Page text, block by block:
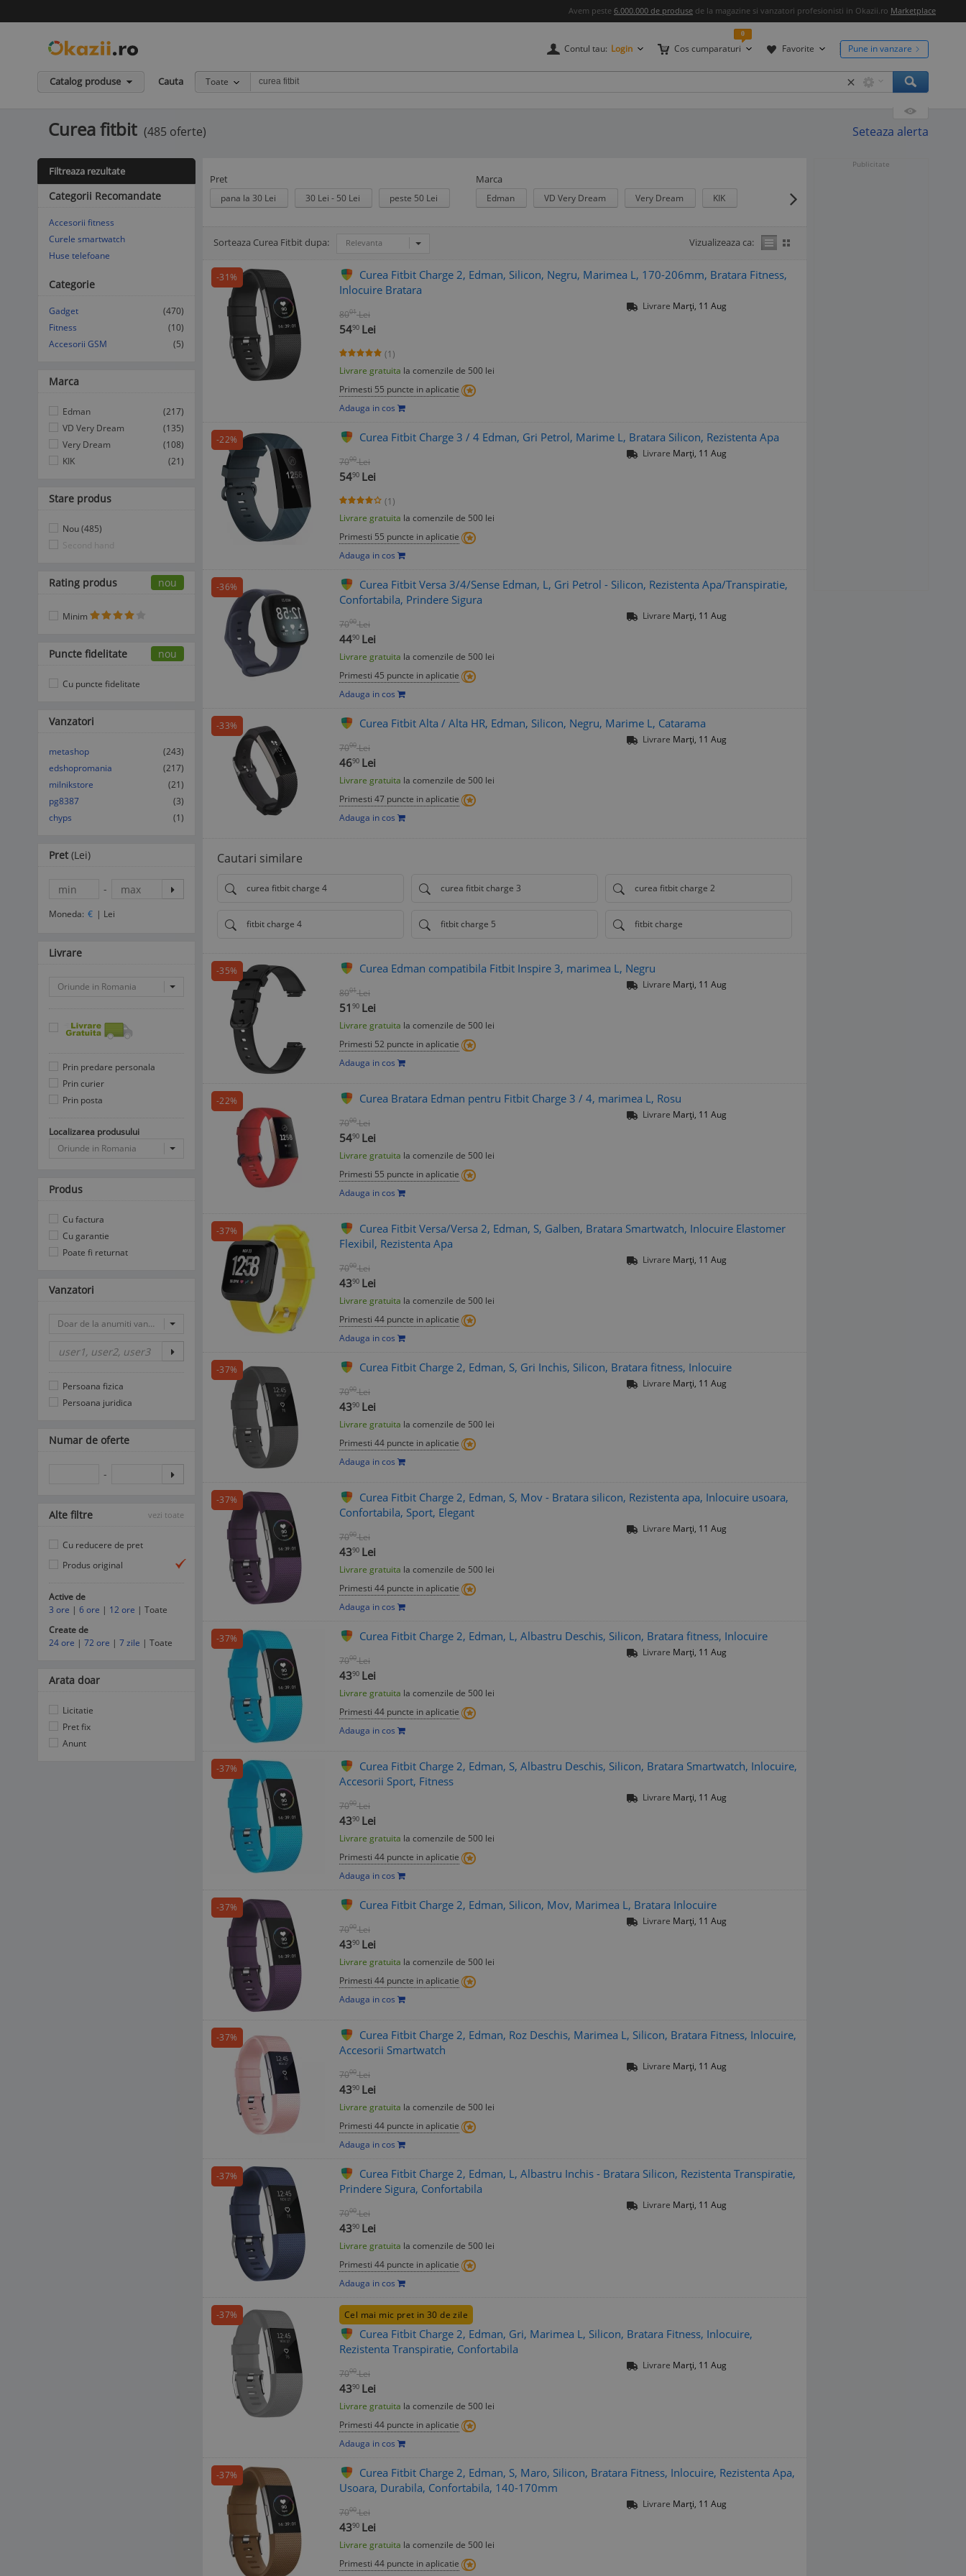
Avem peste 6.000.000 de produse de la magazine si vanzatori profesionisti in Okazii.ro Marketplace
Contul tau: Login Cos cumparaturi
0
Favorite Pune in vanzare
Catalog produse Cauta Toate ×
Curea fitbit (485 oferte) Seteaza alerta
Pret
pana la 30 Lei 30 Lei - 50 Lei peste 50 Lei
Marca
Edman VD Very Dream Very Dream KIK
Sorteaza Curea Fitbit dupa: Relevanta Vizualizeaza ca:
Afisare Lista
Afisare galerie
-31%
Curea Fitbit Charge 2, Edman, Silicon, Negru, Marimea L, 170-206mm, Bratara Fitness,
Inlocuire Bratara
8001 Lei
5490 Lei
(1)
Livrare gratuita la comenzile de 500 lei
Primesti 55 puncte in aplicatie
Adauga in cos
Livrare Marți, 11 Aug
-22% Curea Fitbit Charge 3 / 4 Edman, Gri Petrol, Marime L, Bratara Silicon, Rezistenta Apa
7000 Lei
5490 Lei
(1)
Livrare gratuita la comenzile de 500 lei
Primesti 55 puncte in aplicatie
Adauga in cos
Livrare Marți, 11 Aug
-36%
Curea Fitbit Versa 3/4/Sense Edman, L, Gri Petrol - Silicon, Rezistenta Apa/Transpiratie,
Confortabila, Prindere Sigura
7000 Lei
4490 Lei
Livrare gratuita la comenzile de 500 lei
Primesti 45 puncte in aplicatie
Adauga in cos
Livrare Marți, 11 Aug
-33% Curea Fitbit Alta / Alta HR, Edman, Silicon, Negru, Marime L, Catarama
7000 Lei
4690 Lei
Livrare gratuita la comenzile de 500 lei
Primesti 47 puncte in aplicatie
Adauga in cos
Livrare Marți, 11 Aug
Cautari similare
curea fitbit charge 4 curea fitbit charge 3 curea fitbit charge 2
fitbit charge 4 fitbit charge 5 fitbit charge
-35% Curea Edman compatibila Fitbit Inspire 3, marimea L, Negru
8001 Lei
51 90 Lei
Livrare gratuita la comenzile de 500 lei
Primesti 52 puncte in aplicatie
Adauga in cos
Livrare Marți, 11 Aug
-22% Curea Bratara Edman pentru Fitbit Charge 3 / 4, marimea L, Rosu
7000 Lei
5490 Lei
Livrare gratuita la comenzile de 500 lei
Primesti 55 puncte in aplicatie
Adauga in cos
Livrare Marți, 11 Aug
-37%
Curea Fitbit Versa/Versa 2, Edman, S, Galben, Bratara Smartwatch, Inlocuire Elastomer
Flexibil, Rezistenta Apa
7000 Lei
4390 Lei
Livrare gratuita la comenzile de 500 lei
Primesti 44 puncte in aplicatie
Adauga in cos
Livrare Marți, 11 Aug
-37% Curea Fitbit Charge 2, Edman, S, Gri Inchis, Silicon, Bratara fitness, Inlocuire
7000 Lei
4390 Lei
Livrare gratuita la comenzile de 500 lei
Primesti 44 puncte in aplicatie
Adauga in cos
Livrare Marți, 11 Aug
-37%
Curea Fitbit Charge 2, Edman, S, Mov - Bratara silicon, Rezistenta apa, Inlocuire usoara,
Confortabila, Sport, Elegant
7000 Lei
4390 Lei
Livrare gratuita la comenzile de 500 lei
Primesti 44 puncte in aplicatie
Adauga in cos
Livrare Marți, 11 Aug
-37% Curea Fitbit Charge 2, Edman, L, Albastru Deschis, Silicon, Bratara fitness, Inlocuire
7000 Lei
4390 Lei
Livrare gratuita la comenzile de 500 lei
Primesti 44 puncte in aplicatie
Adauga in cos
Livrare Marți, 11 Aug
-37%
Curea Fitbit Charge 2, Edman, S, Albastru Deschis, Silicon, Bratara Smartwatch, Inlocuire,
Accesorii Sport, Fitness
7000 Lei
4390 Lei
Livrare gratuita la comenzile de 500 lei
Primesti 44 puncte in aplicatie
Adauga in cos
Livrare Marți, 11 Aug
-37% Curea Fitbit Charge 2, Edman, Silicon, Mov, Marimea L, Bratara Inlocuire
7000 Lei
4390 Lei
Livrare gratuita la comenzile de 500 lei
Primesti 44 puncte in aplicatie
Adauga in cos
Livrare Marți, 11 Aug
-37%
Curea Fitbit Charge 2, Edman, Roz Deschis, Marimea L, Silicon, Bratara Fitness, Inlocuire,
Accesorii Smartwatch
7000 Lei
4390 Lei
Livrare gratuita la comenzile de 500 lei
Primesti 44 puncte in aplicatie
Adauga in cos
Livrare Marți, 11 Aug
-37%
Curea Fitbit Charge 2, Edman, L, Albastru Inchis - Bratara Silicon, Rezistenta Transpiratie,
Prindere Sigura, Confortabila
7000 Lei
4390 Lei
Livrare gratuita la comenzile de 500 lei
Primesti 44 puncte in aplicatie
Adauga in cos
Livrare Marți, 11 Aug
-37% Cel mai mic pret in 30 de zile
Curea Fitbit Charge 2, Edman, Gri, Marimea L, Silicon, Bratara Fitness, Inlocuire,
Rezistenta Transpiratie, Confortabila
7000 Lei
4390 Lei
Livrare gratuita la comenzile de 500 lei
Primesti 44 puncte in aplicatie
Adauga in cos
Livrare Marți, 11 Aug
-37%
Curea Fitbit Charge 2, Edman, S, Maro, Silicon, Bratara Fitness, Inlocuire, Rezistenta Apa,
Usoara, Durabila, Confortabila, 140-170mm
7000 Lei
4390 Lei
Livrare gratuita la comenzile de 500 lei
Primesti 44 puncte in aplicatie
Livrare Marți, 11 Aug
Filtreaza rezultate
Categorii Recomandate
Accesorii fitness
Curele smartwatch
Huse telefoane
Categorie
Gadget
(470)
Fitness
(10)
Accesorii GSM
(5)
Marca
Edman
(217)
VD Very Dream
(135)
Very Dream
(108)
KIK
(21)
Stare produs
Nou (485)
Second hand
Rating produs nou
Minim
Puncte fidelitate nou
Cu puncte fidelitate
Vanzatori
metashop
(243)
edshopromania
(217)
milnikstore
(21)
pg8387
(3)
chyps
(1)
Pret (Lei)
-
Moneda: € | Lei
Livrare
Oriunde in Romania
Prin predare personala
Prin curier
Prin posta
Localizarea produsului
Oriunde in Romania
Produs
Cu factura
Cu garantie
Poate fi returnat
Vanzatori
Doar de la anumiti vanzatori
Persoana fizica
Persoana juridica
Numar de oferte
-
Alte filtre vezi toate
Cu reducere de pret
Produs original
Active de
3 ore | 6 ore | 12 ore | Toate
Create de
24 ore | 72 ore | 7 zile | Toate
Arata doar
Licitatie
Pret fix
Anunt
Publicitate